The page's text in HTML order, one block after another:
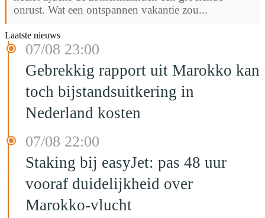
onrust. Wat een ontspannen vakantie zou...
Laatste nieuws
07/08 23:00
Gebrekkig rapport uit Marokko kan
toch bijstandsuitkering in
Nederland kosten
07/08 22:00
Staking bij easyJet: pas 48 uur
vooraf duidelijkheid over
Marokko-vlucht